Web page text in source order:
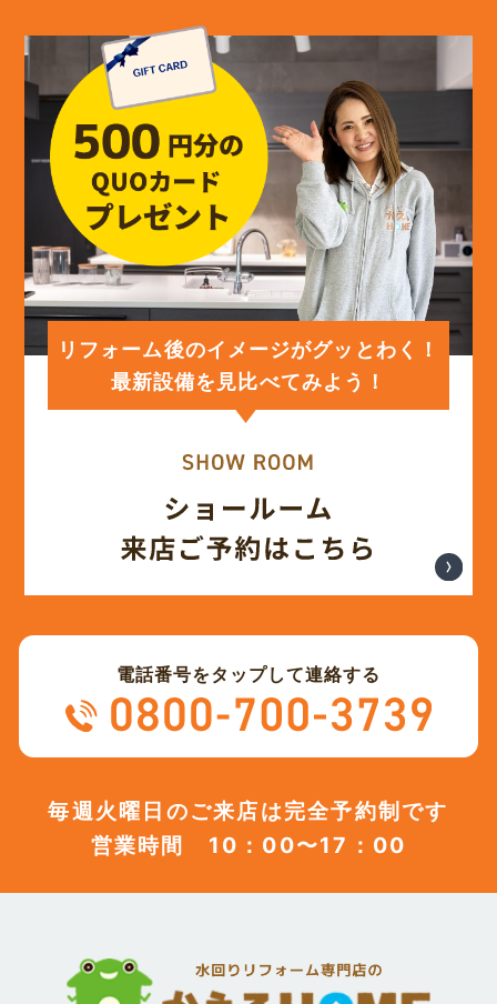
リフォーム後のイメージがグッとわく！
最新設備を見比べてみよう！
電話番号をタップして連絡する
毎週火曜日のご来店は完全予約制です
営業時間 10：00〜17：00